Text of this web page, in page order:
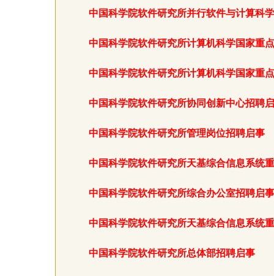
中国科学院软件研究所并行软件与计算科
中国科学院软件研究所计算机科学国家重
中国科学院软件研究所计算机科学国家重
中国科学院软件研究所协同创新中心招聘
中国科学院软件研究所管理岗位招聘启事
中国科学院软件研究所天基综合信息系统
中国科学院软件研究所综合办公室招聘启事
中国科学院软件研究所天基综合信息系统
中国科学院软件研究所总体部招聘启事